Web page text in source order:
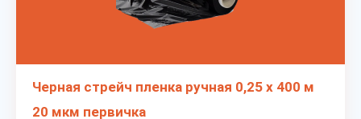
Черная стрейч пленка ручная 0,25 х 400 м
20 мкм первичка